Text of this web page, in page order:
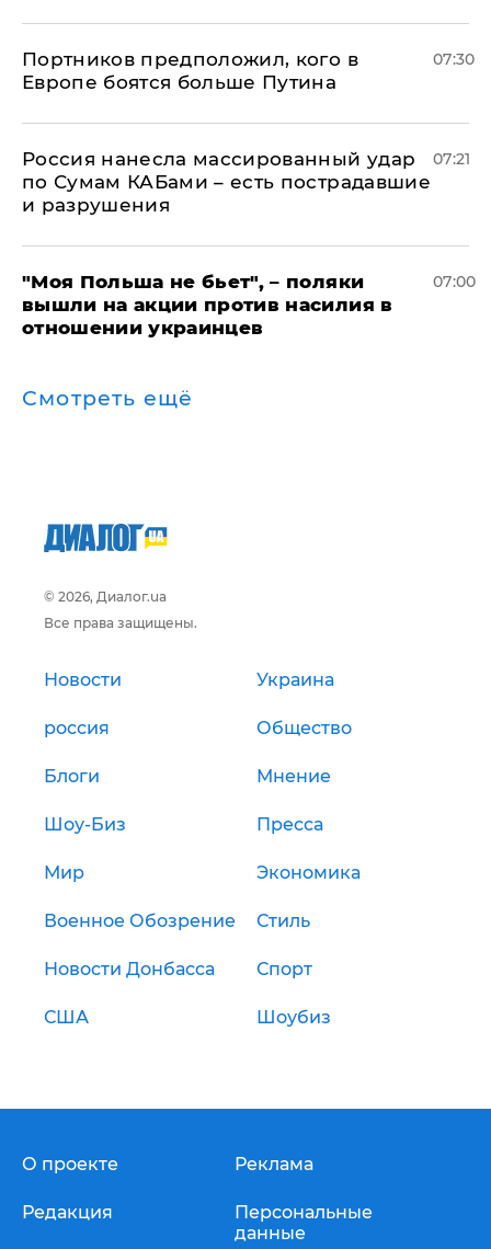
Портников предположил, кого в
Европе боятся больше Путина
07:30
Россия нанесла массированный удар
по Сумам КАБами – есть пострадавшие
и разрушения
07:21
"Моя Польша не бьет", – поляки
вышли на акции против насилия в
отношении украинцев
07:00
Смотреть ещё
© 2026, Диалог.ua
Все права защищены.
Новости Украина
россия Общество
Блоги Мнение
Шоу-Биз Пресса
Мир Экономика
Военное Обозрение Стиль
Новости Донбасса Спорт
США Шоубиз
О проекте
Редакция
Реклама
Персональные
данные